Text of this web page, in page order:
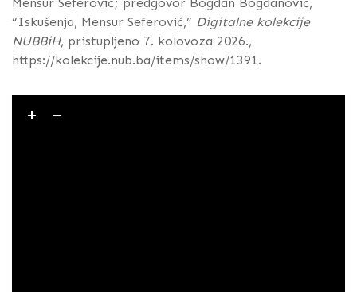
“Iskušenja, Mensur Seferović,” Digitalne kolekcije
NUBBiH, pristupljeno 7. kolovoza 2026.,
https://kolekcije.nub.ba/items/show/1391.